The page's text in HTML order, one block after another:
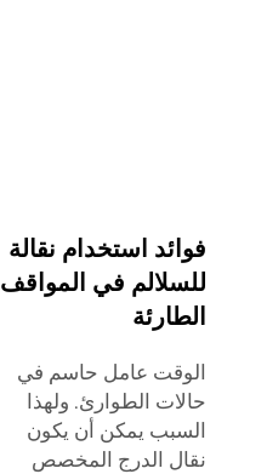
فوائد استخدام نقالة
للسلالم في المواقف
الطارئة
الوقت عامل حاسم في
حالات الطوارئ. ولهذا
السبب يمكن أن يكون
نقال الدرج المخصص